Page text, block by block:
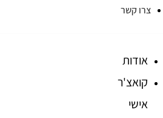
צרו קשר
אודות
קואצ'ר
אישי